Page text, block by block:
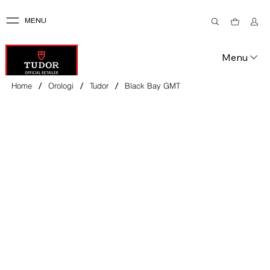
MENU
Menu
Home / Orologi / Tudor / Black Bay GMT